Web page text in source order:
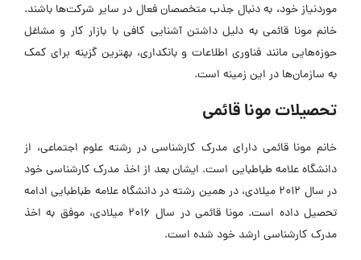
موردنیاز خود، به دنبال جذب متخصصان فعال در سایر شرکت‌ها باشند.
خانم مونا قائمی به دلیل داشتن آشنایی کافی با بازار کار و مشاغل
حوزه‌هایی مانند‌ فناوری اطلاعات و بانکداری، بهترین گزینه برای کمک
به سازمان‌ها در این زمینه است.
تحصیلات مونا قائمی
خانم مونا قائمی دارای مدرک کارشناسی در رشته علوم اجتماعی، از
دانشگاه علامه طباطبایی است. ایشان بعد از اخذ مدرک کارشناسی خود
در سال 2012 میلادی، در همین رشته در دانشگاه علامه طباطبایی ادامه
تحصیل داده‌ است. مونا قائمی در سال 2016 میلادی، موفق به اخذ
مدرک کارشناسی ارشد خود شده‌ است.